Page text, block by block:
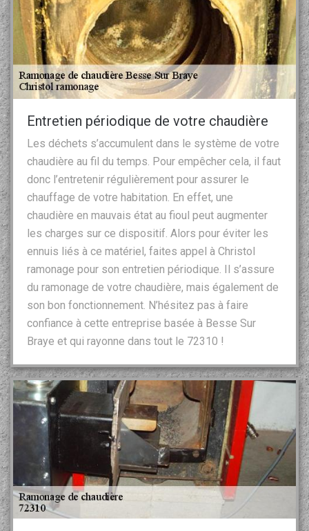
Entretien périodique de votre chaudière
Les déchets s’accumulent dans le système de votre
chaudière au fil du temps. Pour empêcher cela, il faut
donc l’entretenir régulièrement pour assurer le
chauffage de votre habitation. En effet, une
chaudière en mauvais état au fioul peut augmenter
les charges sur ce dispositif. Alors pour éviter les
ennuis liés à ce matériel, faites appel à Christol
ramonage pour son entretien périodique. Il s’assure
du ramonage de votre chaudière, mais également de
son bon fonctionnement. N’hésitez pas à faire
confiance à cette entreprise basée à Besse Sur
Braye et qui rayonne dans tout le 72310 !